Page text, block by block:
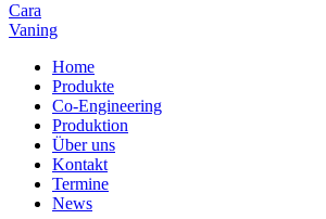
Cara
Vaning
Home
Produkte
Co-Engineering
Produktion
Über uns
Kontakt
Termine
News